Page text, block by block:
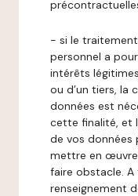
- si le
personnel a
intérêts
ou d’un tiers, la
données est
cette finalité, et
de vos
mettre en
faire obstacle.
renseignement